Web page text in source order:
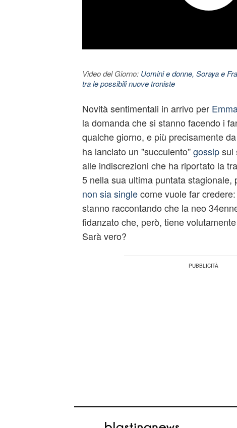
Video del Giorno: Uomini e donne, Soraya e
tra le possibili nuove troniste
Novità sentimentali in arrivo per
la domanda che si stanno facendo i
qualche giorno, e più precisamente
ha lanciato un ''succulento''gossipsul
alle indiscrezioni che ha riportato la
5 nella sua ultima puntata stagionale,
non sia singlecome vuole far
stanno raccontando che la neo
fidanzato che, però, tiene
Sarà vero?